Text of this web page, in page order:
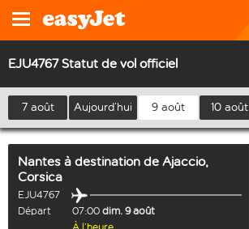
EJU4767 Statut de vol officiel
7 août Aujourd’hui 9 août 10 août
Nantes à destination de Ajaccio,
Corsica
EJU4767
Départ
07:00 dim. 9 août